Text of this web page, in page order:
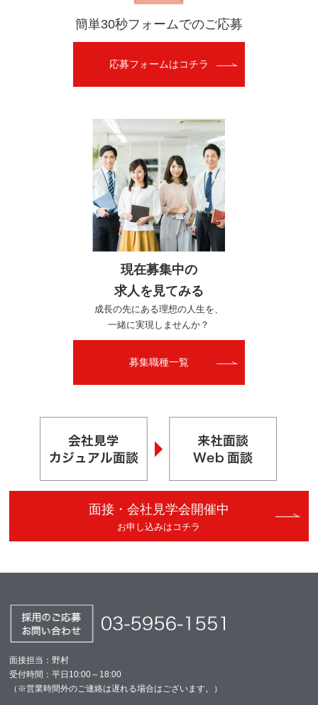
簡単30秒フォームでのご応募
応募フォームはコチラ
現在募集中の
求人を見てみる
成長の先にある理想の人生を、
一緒に実現しませんか？
募集職種一覧
面接・会社見学会開催中
お申し込みはコチラ
面接担当：野村
受付時間：平日10:00～18:00
（※営業時間外のご連絡は遅れる場合はございます。）